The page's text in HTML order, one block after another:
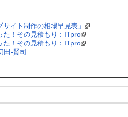
イト制作の相場早見表」
た！その見積もり：ITpro
た！その見積もり：ITpro
田-賢司